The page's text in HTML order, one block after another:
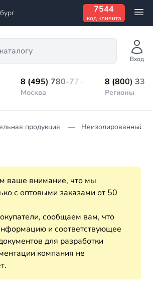
7544
код клиента
Вход
8 (495) 780-77-98
Москва
8 (800)
Регионы
продукция Неизолированный
ваше внимание, что мы
с оптовыми заказами от 50
сообщаем вам, что
и соответствующее
для разработки
компания не